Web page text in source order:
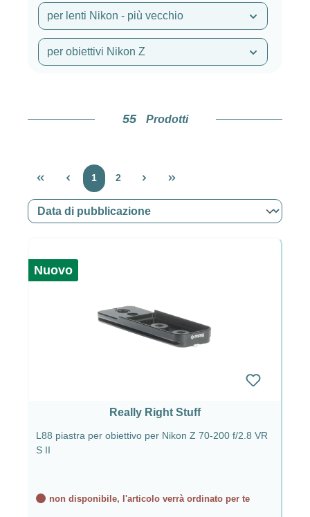
per lenti Nikon - più vecchio
per obiettivi Nikon Z
55 Prodotti
Pagina
1 Pagina
2
Nuovo
Really Right Stuff
L88 piastra per obiettivo per Nikon Z 70-200 f/2.8 VR
S II
non disponibile, l'articolo verrà ordinato per te